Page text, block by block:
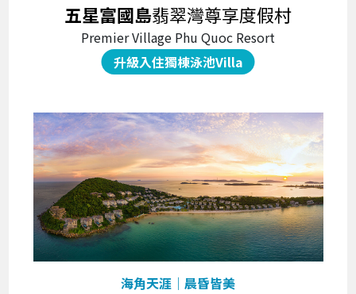
五星富國島翡翠灣尊享度假村
Premier Village Phu Quoc Resort
升級入住獨棟泳池Villa
海角天涯｜晨昏皆美